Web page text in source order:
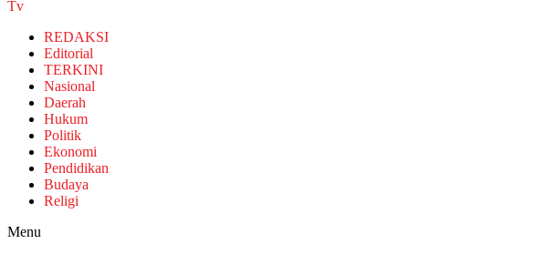
Tv
REDAKSI
Editorial
TERKINI
Nasional
Daerah
Hukum
Politik
Ekonomi
Pendidikan
Budaya
Religi
Menu